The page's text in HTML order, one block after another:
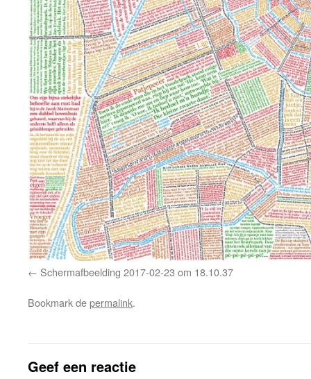
Schermafbeelding 2017-02-23 om 18.10.37
Bookmark depermalink.
Geef een reactie